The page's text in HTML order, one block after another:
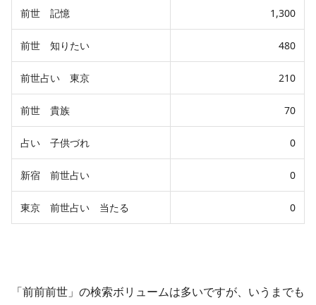
前世 記憶 1,300
前世 知りたい 480
前世占い 東京 210
前世 貴族 70
占い 子供づれ 0
新宿 前世占い 0
東京 前世占い 当たる 0
「前前前世」の検索ボリュームは多いですが、いうまでも